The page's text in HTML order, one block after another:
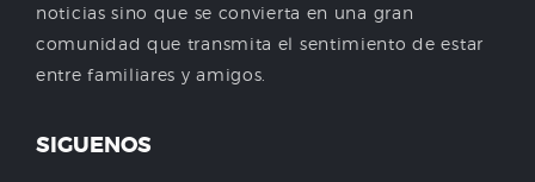
noticias sino que se convierta en una gran
comunidad que transmita el sentimiento de estar
entre familiares y amigos.
SIGUENOS